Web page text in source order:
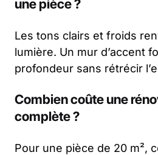
une pièce ?
Les tons clairs et froids
lumière. Un mur d’accent
profondeur sans rétrécir
Combien coûte une
complète ?
Pour une pièce de 20 m²,